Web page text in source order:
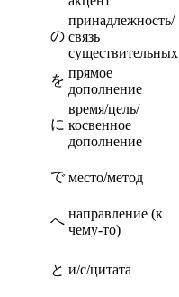
の
принадлежность/
связь
существительных
を прямое
дополнение
に
время/цель/
косвенное
дополнение
で место/метод
へ направление (к
чему-то)
と и/с/цитата